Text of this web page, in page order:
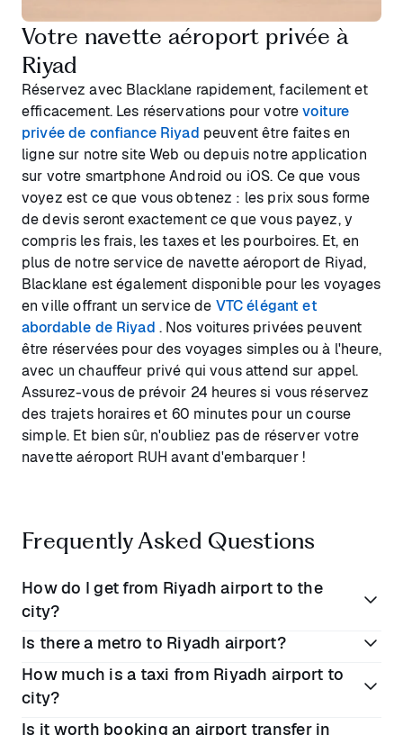
Votre navette aéroport privée à
Riyad
Réservez avec Blacklane rapidement, facilement et
efficacement. Les réservations pour votrevoiture
privée de confiance Riyad peuvent être faites en
ligne sur notre site Web ou depuis notre application
sur votre smartphone Android ou iOS. Ce que vous
voyez est ce que vous obtenez : les prix sous forme
de devis seront exactement ce que vous payez, y
compris les frais, les taxes et les pourboires. Et, en
plus de notre service de navette aéroport de Riyad,
Blacklane est également disponible pour les voyages
en ville offrant un service de VTC élégant et
abordable de Riyad . Nos voitures privées peuvent
être réservées pour des voyages simples ou à l'heure,
avec un chauffeur privé qui vous attend sur appel.
Assurez-vous de prévoir 24 heures si vous réservez
des trajets horaires et 60 minutes pour un course
simple. Et bien sûr, n'oubliez pas de réserver votre
navette aéroport RUH avant d'embarquer !
Frequently Asked Questions
How do I get from Riyadh airport to the
city?
Unsurprisingly for the global producer of petroleum,
car transfers are the best way to get from Riyadh
Airport into the city. Booking a private airport transfer
in advance with Blacklane guarantees you peace of
Is there a metro to Riyadh airport?
The metro Yellow Line (Line 4) stretches from Riyadh
Airport to the
(KAFD), where it links with the Blue and Purple lines
How much is a taxi from Riyadh airport to
city?
Is it worth booking an airport transfer in